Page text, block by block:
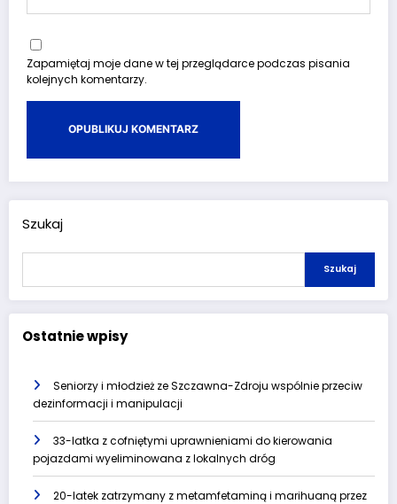
Zapamiętaj moje dane w tej przeglądarce podczas pisania
kolejnych komentarzy.
Szukaj
Szukaj
Ostatnie wpisy
Seniorzy i młodzież ze Szczawna-Zdroju wspólnie przeciw
dezinformacji i manipulacji
33-latka z cofniętymi uprawnieniami do kierowania
pojazdami wyeliminowana z lokalnych dróg
20-latek zatrzymany z metamfetaminą i marihuaną przez